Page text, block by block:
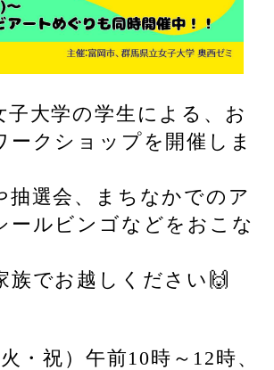
大学の学生による、お
ークショップを開催しま
選会、まちなかでのア
ールビンゴなどをおこな
でお越しください🙌
・祝）午前10時～12時、